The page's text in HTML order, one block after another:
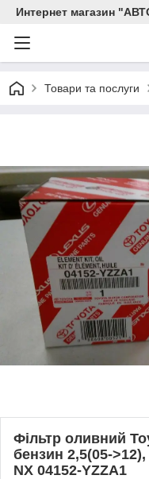
Интернет магазин
Товари та послуги
Фільтр оливний
бензин 2,5(05-
NX 04152-YZZA1